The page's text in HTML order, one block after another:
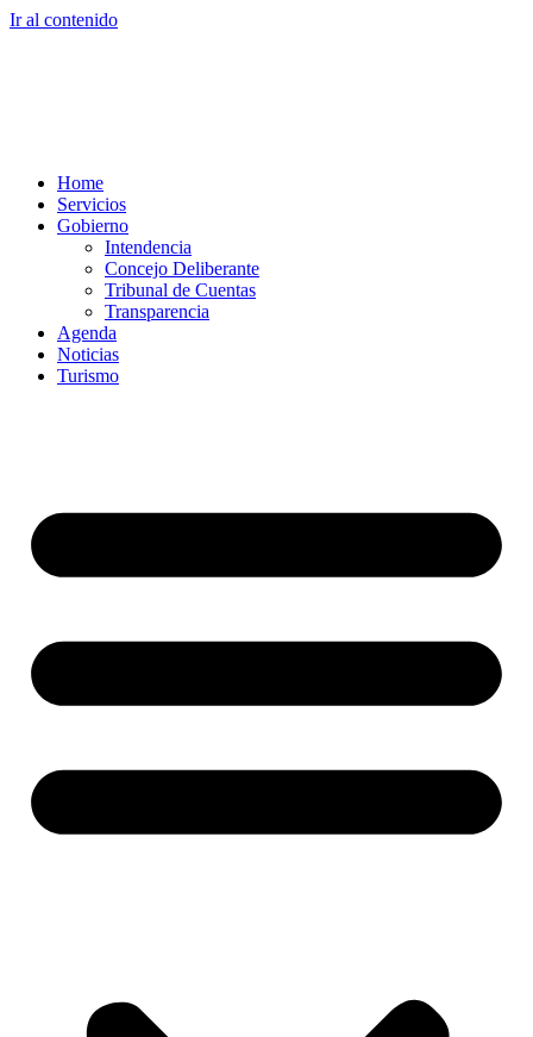
Ir al contenido
Home
Servicios
Gobierno
Intendencia
Concejo Deliberante
Tribunal de Cuentas
Transparencia
Agenda
Noticias
Turismo